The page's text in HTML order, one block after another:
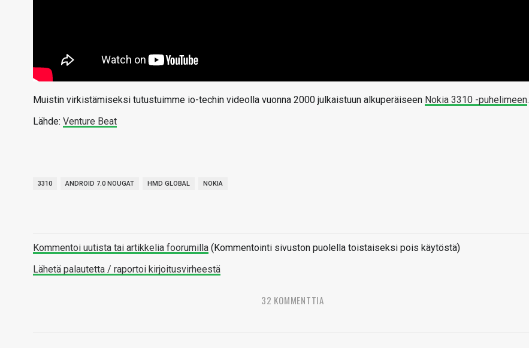
Muistin virkistämiseksi tutustuimme io-techin videolla vuonna 2000 julkaistuun alkuperäiseen Nokia 3310 -puhelimeen.
Lähde: Venture Beat
3310 ANDROID 7.0 NOUGAT HMD GLOBAL NOKIA
Kommentoi uutista tai artikkelia foorumilla (Kommentointi sivuston puolella toistaiseksi pois käytöstä)
Lähetä palautetta / raportoi kirjoitusvirheestä
32 KOMMENTTIA